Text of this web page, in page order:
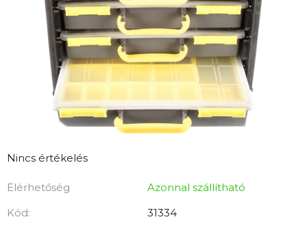
A
átlagos
értékelése
Nincs értékelés
Elérhetőség
Azonnal szállítható
Kód:
31334